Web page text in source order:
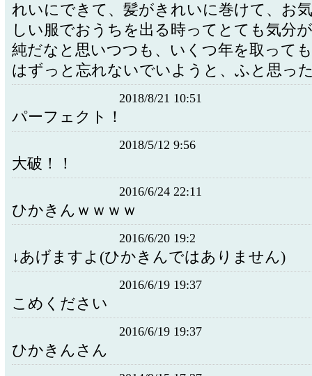
れいにできて、髪がきれいに巻けて、お
しい服でおうちを出る時ってとても気分
純だなと思いつつも、いくつ年を取って
はずっと忘れないでいようと、ふと思っ
2018/8/21 10:51
パーフェクト！
2018/5/12 9:56
大破！！
2016/6/24 22:11
ひかきんｗｗｗｗ
2016/6/20 19:2
↓あげますよ(ひかきんではありません)
2016/6/19 19:37
こめください
2016/6/19 19:37
ひかきんさん